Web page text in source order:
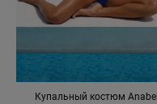
Купальный костюм Anabel